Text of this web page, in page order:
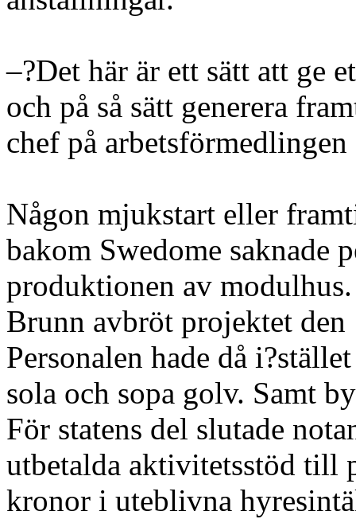
–?Det här är ett sätt att ge
och på så sätt generera
chef på
Någon mjukstart eller
bakom Swedome saknade
produktionen av
Brunn avbröt projektet den
Personalen hade då
sola och sopa golv. Samt
För statens del slutade
utbetalda aktivitetsstöd till
kronor i uteblivna